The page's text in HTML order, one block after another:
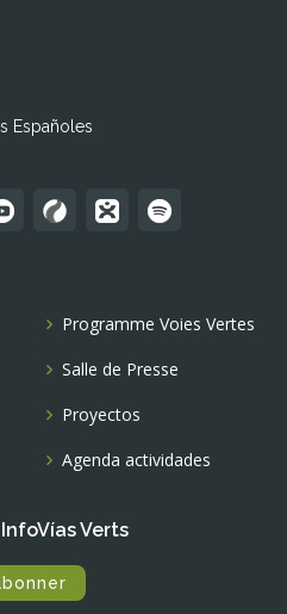
Españoles
Programme Voies Vertes
Salle de Presse
Proyectos
Agenda actividades
Verts